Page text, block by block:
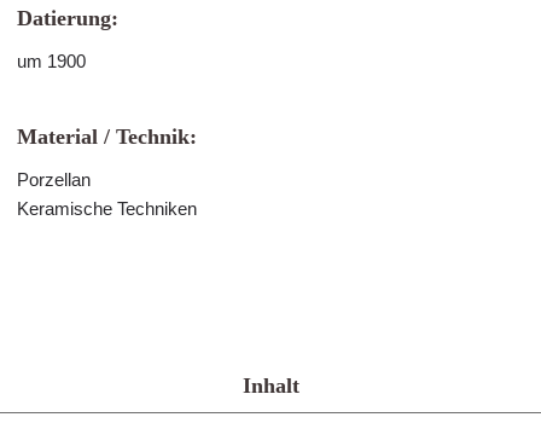
Datierung:
um 1900
Material / Technik:
Porzellan
Keramische Techniken
Inhalt